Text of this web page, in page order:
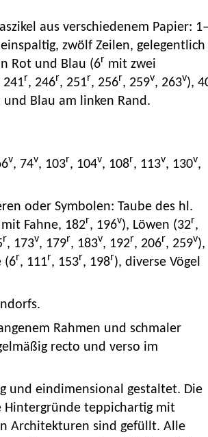
aus verschiedenem Papier: 1–
zwölf Zeilen, gelegentlich
Rot und Blau (6r mit zwei
241r, 246r, 251r, 256r, 259v, 263v),
Blau am linken Rand.
v, 74v, 103r, 104v, 108r, 113v, 130v,
oder Symbolen: Taube des hl.
mit Fahne, 182r, 196v), Löwen (32r,
r, 173v, 179r, 183v, 192r, 206r, 259v),
(6r, 111r, 153r, 198r), diverse Vögel
Rahmen und schmaler
recto und verso im
und eindimensional gestaltet. Die
Hintergründe teppichartig mit
Architekturen sind gefüllt. Alle